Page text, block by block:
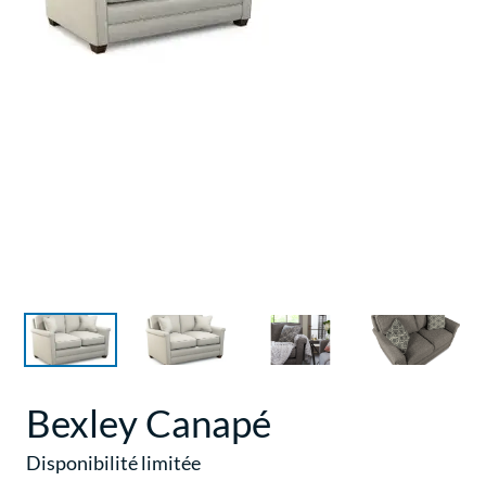
Bexley Canapé
Disponibilité limitée